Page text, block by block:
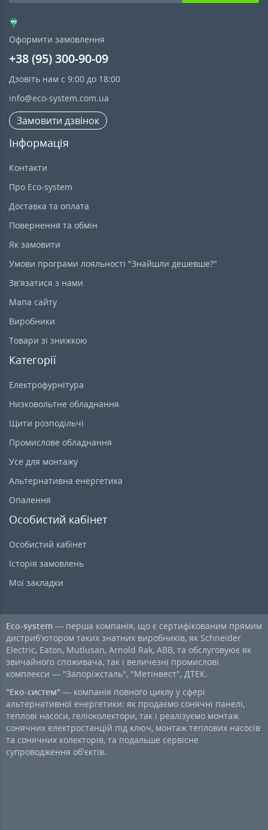
Оформити замовлення
+38 (95) 300-90-09
Дзовіть нам с 9:00 до 18:00
info@eco-system.com.ua
Замовити дзвінок
Інформація
Контакти
Про Eco-system
Доставка та оплата
Повернення та обмін
Як замовити
Умови програми лояльності "Знайшли дешевше?"
Зв’язатися з нами
Мапа сайту
Виробники
Товари зі знижкою
Категорії
Електрофурнітура
Низковольтне обладнання
Щити розподільчі
Промислове обладнання
Усе для монтажу
Альтернативна енергетика
Опалення
Особистий кабінет
Особистий кабінет
Історія замовлень
Мої закладки
Eco-system — перша компанія, що є сертифікованим прямим
дистриб'ютором таких знатних виробників, як Schneider
Electric, Eaton, Mutlusan, Arnold Rak, ABB, та обслуговуює як
звичайного споживача, так і величезні промислові
комплекси — "Запоріжсталь", "Метінвест", ДТЕК.
"Еко-систем" — компанія повного циклу у сфері
альтернативної енергетики: як продаємо сонячні панелі,
теплові насоси, геліоколектори, так і реалізуємо монтаж
сонячних електростанцій під ключ, монтаж теплових насосів
та сонячних колекторів, та подальше сервісне
супроводження об'єктів.